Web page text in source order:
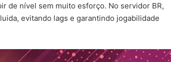
de nível sem muito esforço. No servidor BR,
evitando lags e garantindo jogabilidade